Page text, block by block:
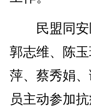
民盟同安
郭志维、陈
萍、蔡秀娟
员主动参加